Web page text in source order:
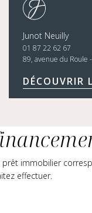
Junot Neuilly
01 87 22 62 67
89, avenue du Roule
DÉCOUVRIR
immobilier
effectuer.